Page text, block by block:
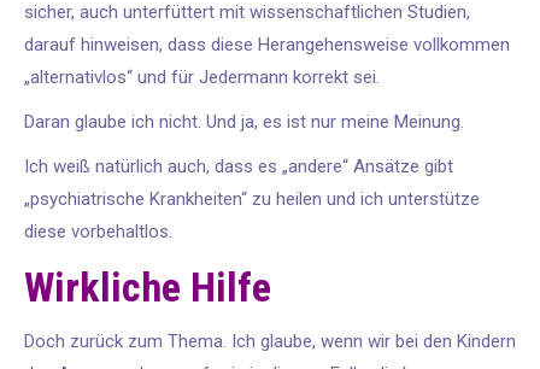
sicher, auch unterfüttert mit wissenschaftlichen Studien,
darauf hinweisen, dass diese Herangehensweise vollkommen
„alternativlos“ und für Jedermann korrekt sei.
Daran glaube ich nicht. Und ja, es ist nur meine Meinung.
Ich weiß natürlich auch, dass es „andere“ Ansätze gibt
„psychiatrische Krankheiten“ zu heilen und ich unterstütze
diese vorbehaltlos.
Wirkliche Hilfe
Doch zurück zum Thema. Ich glaube, wenn wir bei den Kindern